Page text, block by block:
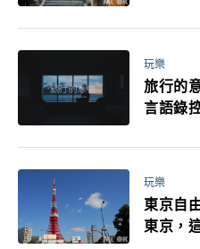
玩樂
旅行的
言語錄
玩樂
東京自
東京，